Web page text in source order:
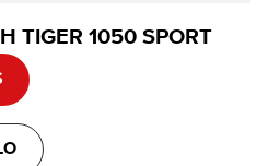
TIGER 1050 SPORT